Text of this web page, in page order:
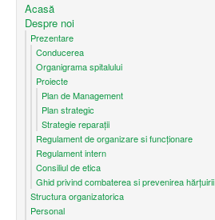
Acasă
Despre noi
Prezentare
Conducerea
Organigrama spitalului
Proiecte
Plan de Management
Plan strategic
Strategie reparații
Regulament de organizare si funcționare
Regulament intern
Consiliul de etica
Ghid privind combaterea si prevenirea hărțuirii
Structura organizatorica
Personal